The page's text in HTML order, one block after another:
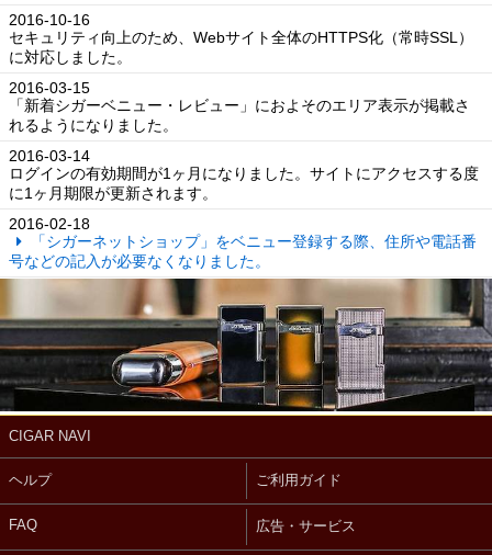
2016-10-16
セキュリティ向上のため、Webサイト全体のHTTPS化（常時SSL）
に対応しました。
2016-03-15
「新着シガーベニュー・レビュー」におよそのエリア表示が掲載さ
れるようになりました。
2016-03-14
ログインの有効期間が1ヶ月になりました。サイトにアクセスする度
に1ヶ月期限が更新されます。
2016-02-18
「シガーネットショップ」をベニュー登録する際、住所や電話番
号などの記入が必要なくなりました。
CIGAR NAVI
ヘルプ ご利用ガイド
FAQ 広告・サービス